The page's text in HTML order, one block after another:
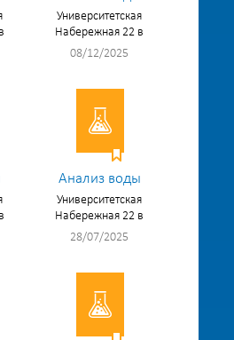
Университетская
Набережная 22 в
08/12/2025
Анализ воды
Университетская
Набережная 22 в
28/07/2025